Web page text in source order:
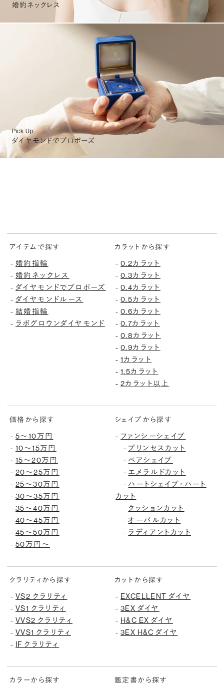
婚約ネックレス
Pick Up
ダイヤモンドでプロポーズ
アイテムで探す
- 婚約指輪
- 婚約ネックレス
- ダイヤモンドでプロポーズ
- ダイヤモンドルース
- 結婚指輪
- ラボグロウンダイヤモンド
カラットから探す
- 0.2カラット
- 0.3カラット
- 0.4カラット
- 0.5カラット
- 0.6カラット
- 0.7カラット
- 0.8カラット
- 0.9カラット
- 1カラット
- 1.5カラット
- 2カラット以上
価格から探す
- 5〜10万円
- 10〜15万円
- 15〜20万円
- 20〜25万円
- 25〜30万円
- 30〜35万円
- 35〜40万円
- 40〜45万円
- 45〜50万円
- 50万円〜
シェイプから探す
- ファンシーシェイプ
- プリンセスカット
- ペアシェイプ
- エメラルドカット
- ハートシェイプ・ハート
カット
- クッションカット
-オーバルカット
- ラディアントカット
クラリティから探す
- VS2 クラリティ
- VS1 クラリティ
- VVS2 クラリティ
- VVS1 クラリティ
-
IF クラリティ
カットから探す
- EXCELLENT ダイヤ
- 3EX ダイヤ
- H&C EX ダイヤ
- 3EX H&C ダイヤ
カラーから探す 鑑定書から探す